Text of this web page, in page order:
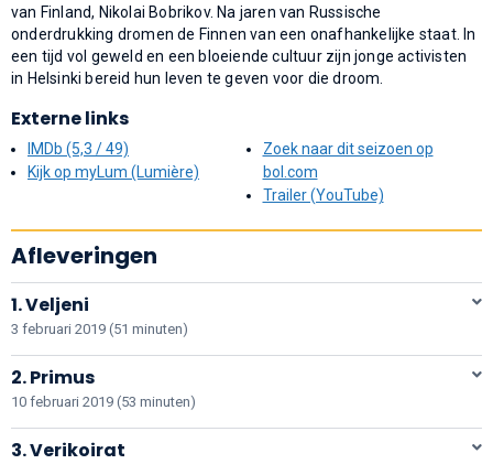
van Finland, Nikolai Bobrikov. Na jaren van Russische
onderdrukking dromen de Finnen van een onafhankelijke staat. In
een tijd vol geweld en een bloeiende cultuur zijn jonge activisten
in Helsinki bereid hun leven te geven voor die droom.
Externe links
IMDb (5,3 / 49)
Kijk op myLum (Lumière)
Zoek naar dit seizoen op
bol.com
Trailer (YouTube)
Afleveringen
1. Veljeni
3 februari 2019 (51 minuten)
2. Primus
10 februari 2019 (53 minuten)
3. Verikoirat